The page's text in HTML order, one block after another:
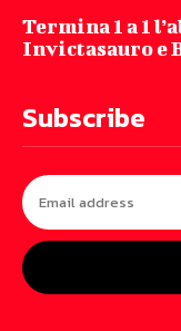
Termina 1 a 1
Invictasauro e
Subscribe